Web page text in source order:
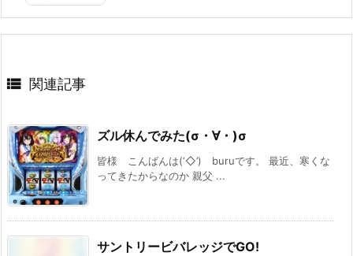
 関連記事
ズル休んでみた(σ・∀・)σ
皆様 こんばんは(‘◇’)ゞburuです。 最近、寒くな
ってきたからなのか 親父 ...
サントリービバレッジでGO!